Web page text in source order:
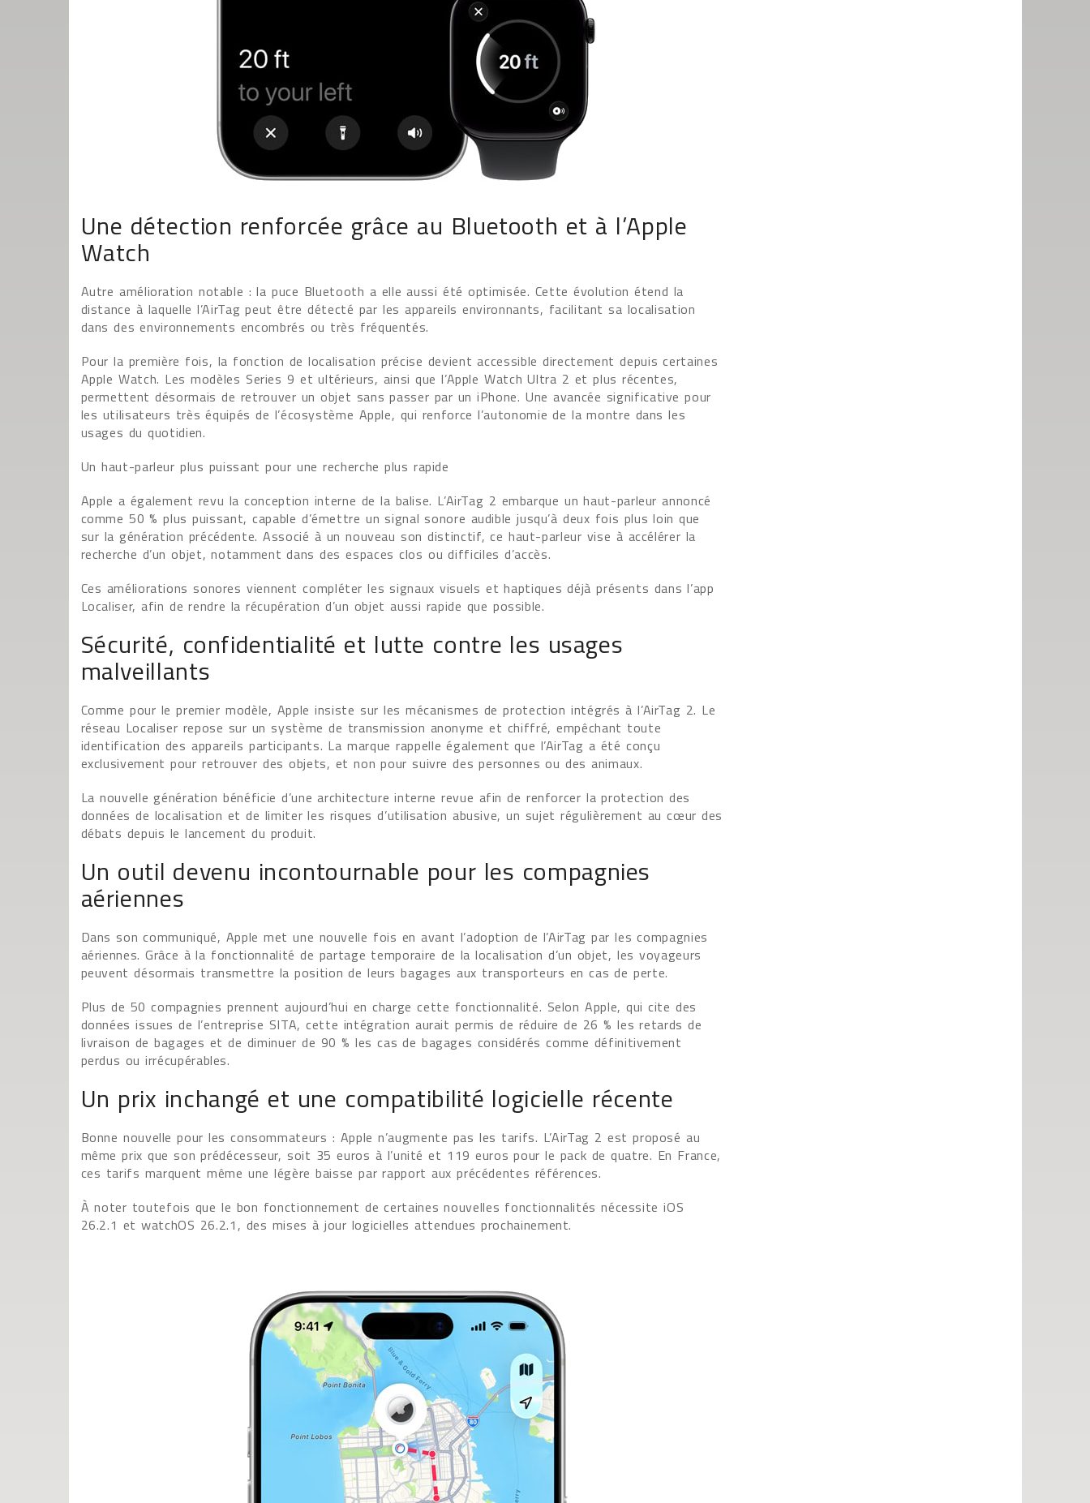
Une détection renforcée grâce au Bluetooth et à l’Apple
Watch
Autre amélioration notable : la puce Bluetooth a elle aussi été optimisée. Cette évolution étend la
distance à laquelle l’AirTag peut être détecté par les appareils environnants, facilitant sa localisation
dans des environnements encombrés ou très fréquentés.
Pour la première fois, la fonction de localisation précise devient accessible directement depuis certaines
Apple Watch. Les modèles Series 9 et ultérieurs, ainsi que l’Apple Watch Ultra 2 et plus récentes,
permettent désormais de retrouver un objet sans passer par un iPhone. Une avancée significative pour
les utilisateurs très équipés de l’écosystème Apple, qui renforce l’autonomie de la montre dans les
usages du quotidien.
Un haut-parleur plus puissant pour une recherche plus rapide
Apple a également revu la conception interne de la balise. L’AirTag 2 embarque un haut-parleur annoncé
comme 50 % plus puissant, capable d’émettre un signal sonore audible jusqu’à deux fois plus loin que
sur la génération précédente. Associé à un nouveau son distinctif, ce haut-parleur vise à accélérer la
recherche d’un objet, notamment dans des espaces clos ou difficiles d’accès.
Ces améliorations sonores viennent compléter les signaux visuels et haptiques déjà présents dans l’app
Localiser, afin de rendre la récupération d’un objet aussi rapide que possible.
Sécurité, confidentialité et lutte contre les usages
malveillants
Comme pour le premier modèle, Apple insiste sur les mécanismes de protection intégrés à l’AirTag 2. Le
réseau Localiser repose sur un système de transmission anonyme et chiffré, empêchant toute
identification des appareils participants. La marque rappelle également que l’AirTag a été conçu
exclusivement pour retrouver des objets, et non pour suivre des personnes ou des animaux.
La nouvelle génération bénéficie d’une architecture interne revue afin de renforcer la protection des
données de localisation et de limiter les risques d’utilisation abusive, un sujet régulièrement au cœur des
débats depuis le lancement du produit.
Un outil devenu incontournable pour les compagnies
aériennes
Dans son communiqué, Apple met une nouvelle fois en avant l’adoption de l’AirTag par les compagnies
aériennes. Grâce à la fonctionnalité de partage temporaire de la localisation d’un objet, les voyageurs
peuvent désormais transmettre la position de leurs bagages aux transporteurs en cas de perte.
Plus de 50 compagnies prennent aujourd’hui en charge cette fonctionnalité. Selon Apple, qui cite des
données issues de l’entreprise SITA, cette intégration aurait permis de réduire de 26 % les retards de
livraison de bagages et de diminuer de 90 % les cas de bagages considérés comme définitivement
perdus ou irrécupérables.
Un prix inchangé et une compatibilité logicielle récente
Bonne nouvelle pour les consommateurs : Apple n’augmente pas les tarifs. L’AirTag 2 est proposé au
même prix que son prédécesseur, soit 35 euros à l’unité et 119 euros pour le pack de quatre. En France,
ces tarifs marquent même une légère baisse par rapport aux précédentes références.
À noter toutefois que le bon fonctionnement de certaines nouvelles fonctionnalités nécessite iOS
26.2.1 et watchOS 26.2.1, des mises à jour logicielles attendues prochainement.